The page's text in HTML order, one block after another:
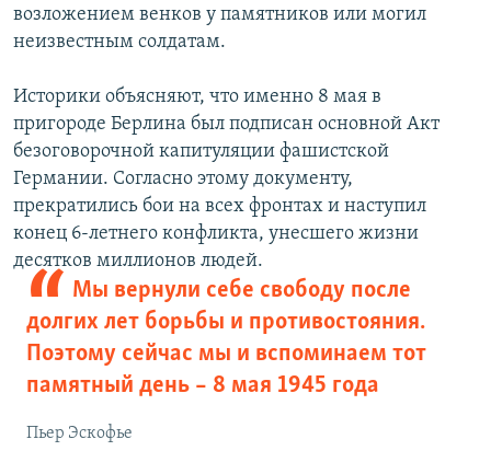
возложением венков у памятников или могил
неизвестным солдатам.
Историки объясняют, что именно 8 мая в
пригороде Берлина был подписан основной Акт
безоговорочной капитуляции фашистской
Германии. Согласно этому документу,
прекратились бои на всех фронтах и наступил
конец 6-летнего конфликта, унесшего жизни
десятков миллионов людей.
Мы вернули себе свободу после
долгих лет борьбы и противостояния.
Поэтому сейчас мы и вспоминаем тот
памятный день – 8 мая 1945 года
Пьер Эскофье